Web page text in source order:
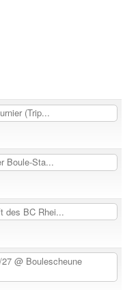
(Trip...
Boule-Sta...
des BC Rhei...
@ Boulescheune